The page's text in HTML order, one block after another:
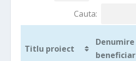
Cauta:
Titlu proiect
Denumire
beneficiar